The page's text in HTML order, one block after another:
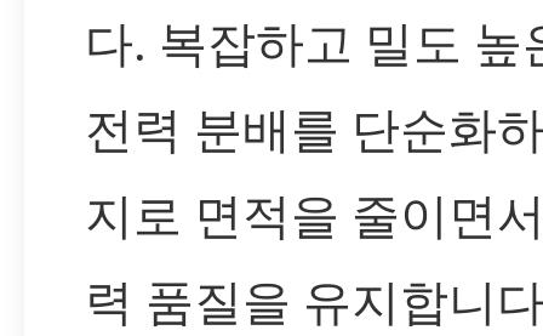
다. 복잡하고 밀도
전력 분배를 단순화
지로 면적을 줄이면
력 품질을 유지합니